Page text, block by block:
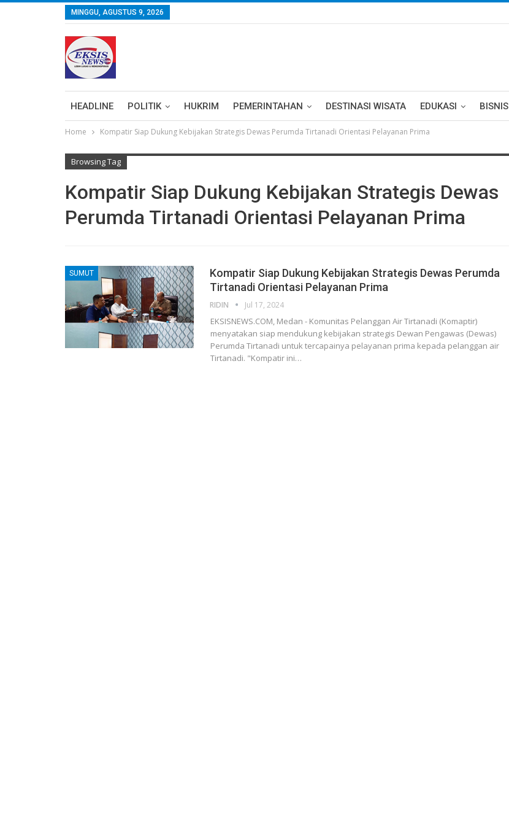
MINGGU, AGUSTUS 9, 2026
HEADLINE POLITIK HUKRIM PEMERINTAHAN DESTINASI WISATA EDUKASI BISNIS
Home Kompatir Siap Dukung Kebijakan Strategis Dewas Perumda Tirtanadi Orientasi Pelayanan Prima
Browsing Tag
Kompatir Siap Dukung Kebijakan Strategis Dewas
Perumda Tirtanadi Orientasi Pelayanan Prima
SUMUT
Kompatir Siap Dukung Kebijakan Strategis Dewas Perumda
Tirtanadi Orientasi Pelayanan Prima
RIDIN Jul 17, 2024
EKSISNEWS.COM, Medan - Komunitas Pelanggan Air Tirtanadi (Komaptir)
menyatakan siap mendukung kebijakan strategis Dewan Pengawas (Dewas)
Perumda Tirtanadi untuk tercapainya pelayanan prima kepada pelanggan air
Tirtanadi. "Kompatir ini…